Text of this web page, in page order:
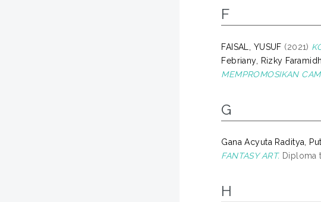
F
FAISAL, YUSUF (2021)
Febriany, Rizky
MEMPROMOSIKAN
G
Gana Acyuta Raditya,
FANTASY ART. Diploma
H